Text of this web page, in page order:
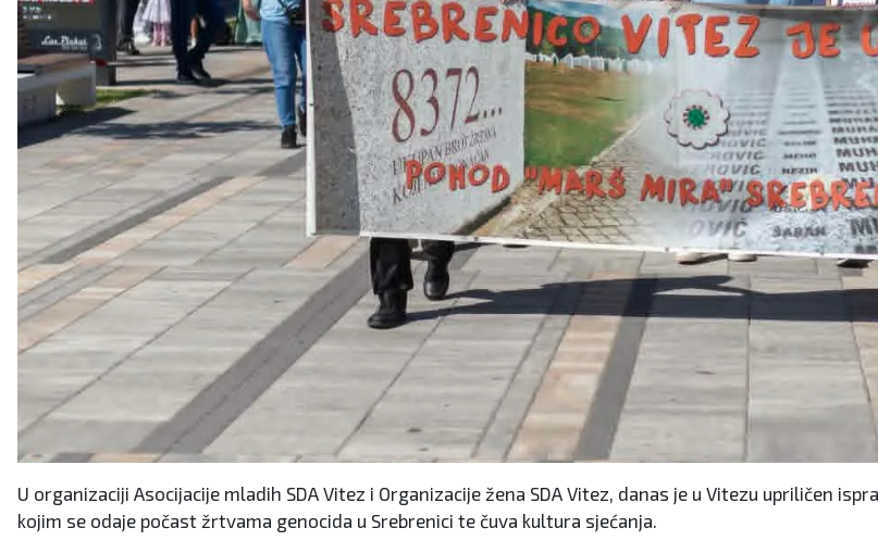
U organizaciji Asocijacije mladih SDA Vitez i Organizacije žena SDA Vitez, danas je u Vitezu upriličen
kojim se odaje počast žrtvama genocida u Srebrenici te čuva kultura sjećanja.